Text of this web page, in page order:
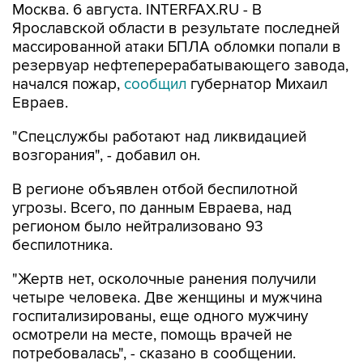
Москва. 6 августа. INTERFAX.RU - В
Ярославской области в результате последней
массированной атаки БПЛА обломки попали в
резервуар нефтеперерабатывающего завода,
начался пожар, сообщил губернатор Михаил
Евраев.
"Спецслужбы работают над ликвидацией
возгорания", - добавил он.
В регионе объявлен отбой беспилотной
угрозы. Всего, по данным Евраева, над
регионом было нейтрализовано 93
беспилотника.
"Жертв нет, осколочные ранения получили
четыре человека. Две женщины и мужчина
госпитализированы, еще одного мужчину
осмотрели на месте, помощь врачей не
потребовалась", - сказано в сообщении.